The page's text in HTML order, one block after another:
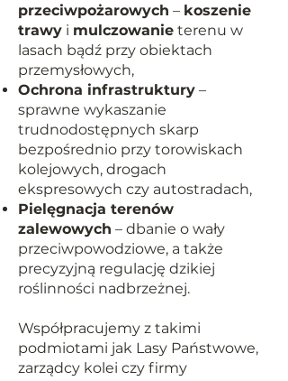
przeciwpożarowych – koszenie
trawy i mulczowanie terenu w
lasach bądź przy obiektach
przemysłowych,
Ochrona infrastruktury –
sprawne wykaszanie
trudnodostępnych skarp
bezpośrednio przy torowiskach
kolejowych, drogach
ekspresowych czy autostradach,
Pielęgnacja terenów
zalewowych – dbanie o wały
przeciwpowodziowe, a także
precyzyjną regulację dzikiej
roślinności nadbrzeżnej.
​Współpracujemy z takimi
podmiotami jak Lasy Państwowe,
zarządcy kolei czy firmy